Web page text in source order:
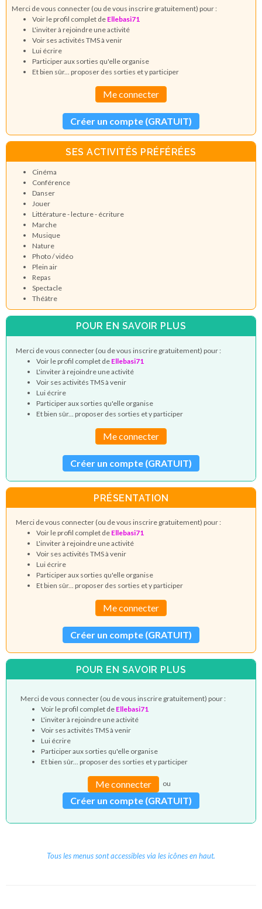
Merci de vous connecter (ou de vous inscrire gratuitement) pour :
Voir le profil complet de Ellebasi71
L'inviter à rejoindre une activité
Voir ses activités TMS à venir
Lui écrire
Participer aux sorties qu'elle organise
Et bien sûr... proposer des sorties et y participer
Me connecter
Créer un compte (GRATUIT)
SES ACTIVITÉS PRÉFÉRÉES
Cinéma
Conférence
Danser
Jouer
Littérature - lecture - écriture
Marche
Musique
Nature
Photo / vidéo
Plein air
Repas
Spectacle
Théâtre
POUR EN SAVOIR PLUS
Merci de vous connecter (ou de vous inscrire gratuitement) pour :
Voir le profil complet de Ellebasi71
L'inviter à rejoindre une activité
Voir ses activités TMS à venir
Lui écrire
Participer aux sorties qu'elle organise
Et bien sûr... proposer des sorties et y participer
Me connecter
Créer un compte (GRATUIT)
PRÉSENTATION
Merci de vous connecter (ou de vous inscrire gratuitement) pour :
Voir le profil complet de Ellebasi71
L'inviter à rejoindre une activité
Voir ses activités TMS à venir
Lui écrire
Participer aux sorties qu'elle organise
Et bien sûr... proposer des sorties et y participer
Me connecter
Créer un compte (GRATUIT)
POUR EN SAVOIR PLUS
Merci de vous connecter (ou de vous inscrire gratuitement) pour :
Voir le profil complet de Ellebasi71
L'inviter à rejoindre une activité
Voir ses activités TMS à venir
Lui écrire
Participer aux sorties qu'elle organise
Et bien sûr... proposer des sorties et y participer
Me connecter ou
Créer un compte (GRATUIT)
Tous les menus sont accessibles via les icônes en haut.